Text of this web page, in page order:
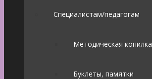
Специалистам/педагогам
Методическая копилка
Буклеты, памятки